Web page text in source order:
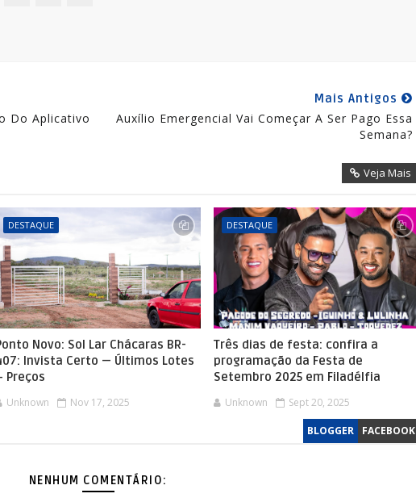
Do Aplicativo
Mais Antigos
Auxílio Emergencial Vai Começar A Ser Pago Essa
Semana?
Veja Mais
DESTAQUE
Novo: Sol Lar Chácaras BR-
Invista Certo — Últimos Lotes
Preços
Unknown Nov 17, 2025
DESTAQUE
Três dias de festa: confira a
programação da Festa de
Setembro 2025 em Filadélfia
Unknown Sept 20, 2025
BLOGGER FACEBOOK
NENHUM COMENTÁRIO: